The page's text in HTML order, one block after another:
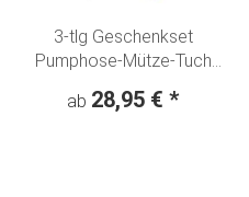
3-tlg Geschenkset
Pumphose-Mütze-Tuch
ab 28,95 € *